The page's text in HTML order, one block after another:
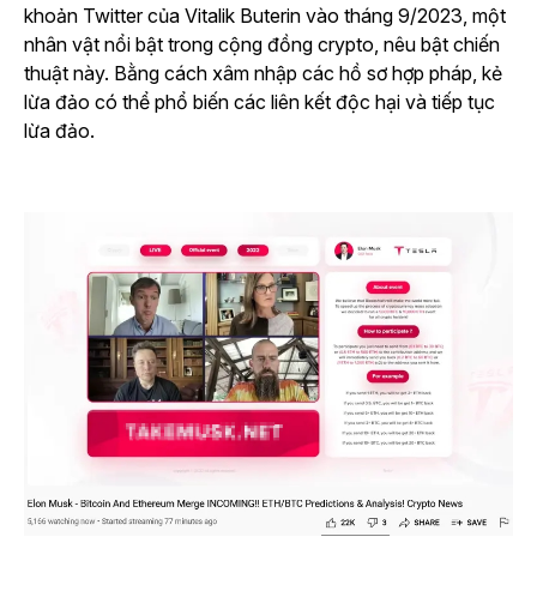
khoản Twitter của Vitalik Buterin vào tháng 9/2023, một
nhân vật nổi bật trong cộng đồng crypto, nêu bật chiến
thuật này. Bằng cách xâm nhập các hồ sơ hợp pháp, kẻ
lừa đảo có thể phổ biến các liên kết độc hại và tiếp tục
lừa đảo.